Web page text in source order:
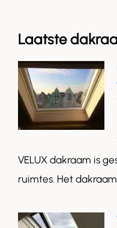
Laatste
VELUX dakraam is
ruimtes. Het